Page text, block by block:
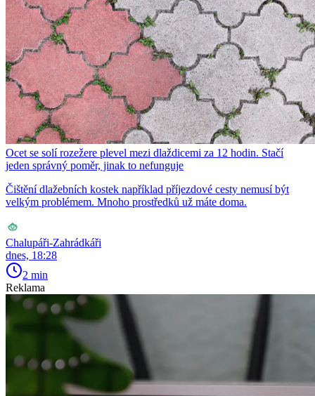
Ocet se solí rozežere plevel mezi dlaždicemi za 12 hodin. Stačí
jeden správný poměr, jinak to nefunguje
Čištění dlažebních kostek například příjezdové cesty nemusí být
velkým problémem. Mnoho prostředků už máte doma.
Chalupáři-Zahrádkáři
dnes, 18:28
2 min
Reklama